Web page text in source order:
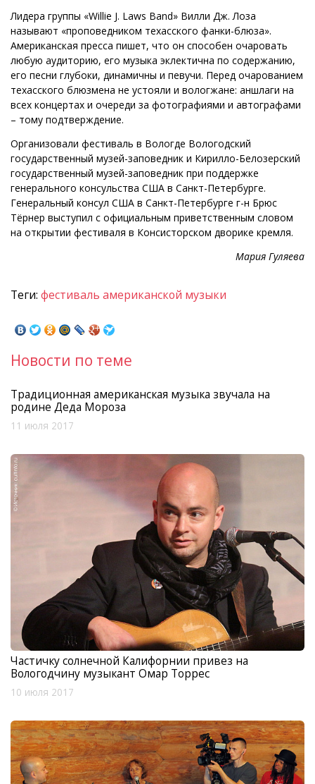
Лидера группы «Willie J. Laws Band» Вилли Дж. Лоза
называют «проповедником техасского фанки-блюза».
Американская пресса пишет, что он способен очаровать
любую аудиторию, его музыка эклектична по содержанию,
его песни глубоки, динамичны и певучи. Перед очарованием
техасского блюзмена не устояли и вологжане: аншлаги на
всех концертах и очереди за фотографиями и автографами
– тому подтверждение.
Организовали фестиваль в Вологде Вологодский
государственный музей-заповедник и Кирилло-Белозерский
государственный музей-заповедник при поддержке
генерального консульства США в Санкт-Петербурге.
Генеральный консул США в Санкт-Петербурге г-н Брюс
Тёрнер выступил с официальным приветственным словом
на открытии фестиваля в Консисторском дворике кремля.
Мария Гуляева
Теги: фестиваль американской музыки
Новости по теме
Традиционная американская музыка звучала на
родине Деда Мороза
11 июля 2017
Частичку солнечной Калифорнии привез на
Вологодчину музыкант Омар Торрес
10 июля 2017